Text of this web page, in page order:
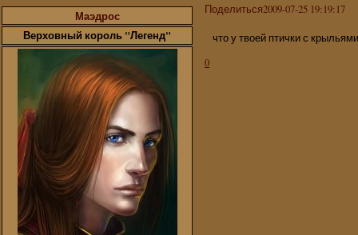
Поделиться2009-07-25 19:19:17
Маэдрос
Верховный король "Легенд"
что у твоей птички с
0